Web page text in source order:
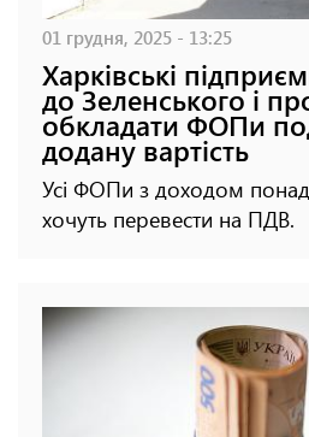
01 грудня, 2025 - 13:25
Харківські
до Зеленського і
обкладати ФОПи
додану вартість
Усі ФОПи з доходом
хочуть перевести на ПДВ.